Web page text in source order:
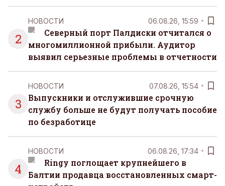
2
НОВОСТИ 06.08.26, 15:59
Северный порт Палдиски отчитался о
многомиллионной прибыли. Аудитор
выявил серьезные проблемы в отчетности
3
НОВОСТИ 07.08.26, 15:54
Выпускники и отслужившие срочную
службу больше не будут получать пособие
по безработице
4
НОВОСТИ 06.08.26, 17:34
Ringy поглощает крупнейшего в
Балтии продавца восстановленных смарт-